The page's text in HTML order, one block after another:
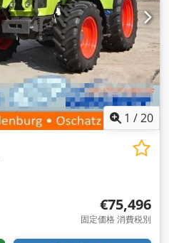
1 /20
€75,496
固定価格 消費税別